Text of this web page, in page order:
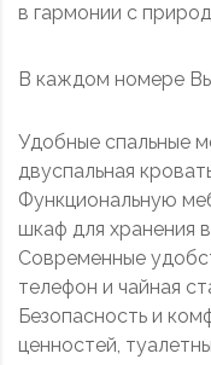
в гармонии с
В каждом номере
Удобные спальные
двуспальная
Функциональную
шкаф для хранения
Современные
телефон и чайная
Безопасность и
ценностей,